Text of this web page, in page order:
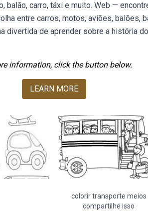
balão, carro, táxi e muito. Web —
entre carros, motos, aviões, balões,
divertida de aprender sobre a história
information, click the button below.
LEARN MORE
colorir transporte meios
compartilhe isso